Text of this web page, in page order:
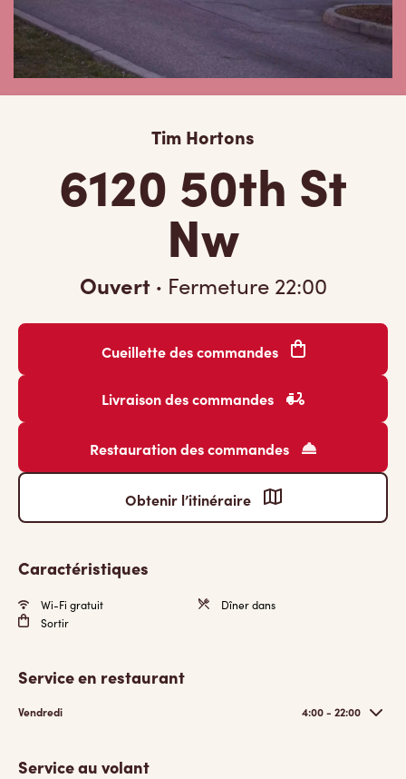
Tim Hortons
6120 50th St
Nw
Ouvert · Fermeture 22:00
Cueillette des commandes
Livraison des commandes
Restauration des commandes
Obtenir l’itinéraire
Caractéristiques
Wi-Fi gratuit
Dîner dans
Sortir
Service en restaurant
Vendredi 4:00 - 22:00
Service au volant